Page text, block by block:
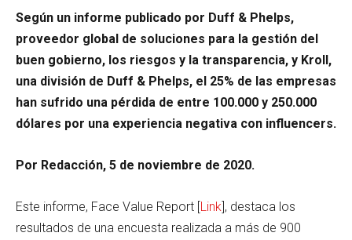
Según un informe publicado por Duff & Phelps,
proveedor global de soluciones para la gestión del
buen gobierno, los riesgos y la transparencia, y Kroll,
una división de Duff & Phelps, el 25% de las empresas
han sufrido una pérdida de entre 100.000 y 250.000
dólares por una experiencia negativa con influencers.
Por Redacción, 5 de noviembre de 2020.
Este informe, Face Value Report [Link], destaca los
resultados de una encuesta realizada a más de 900